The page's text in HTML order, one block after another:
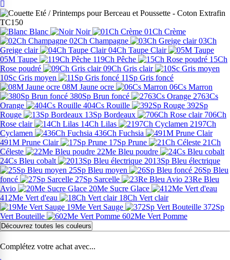
Blanc Noir
01Ch Crème
02Ch Champagne
03Ch
Greige clair
04Ch Taupe Clair
05M Taupe
119Ch Pêche
15Ch
Rose poudré
09Ch Gris clair
10Sc Gris moyen
11Sp Gris foncé
08M Jaune ocre
06Cs Marron
380Sp Brun foncé
2763Cs
Orange
404Cs Rouille
392Sp
Rouge
13Sp Bordeaux
706Ch
Rose clair
14Ch Lilas
2197Ch
Cyclamen
436Ch Fuchsia
491M Prune Clair
17Sp Prune
21Ch
Céleste
22Me Bleu poudre
24Cs Bleu cobalt
2013Sp Bleu électrique
25Sp Bleu moyen
26Sp Bleu
foncé
27Sp Sarcelle
23Re Bleu
Avio
20Me Sucre Glace
412Me Vert d'eau
18Ch Vert clair
19Me Vert Sauge
372Sp
Vert Bouteille
602Me Vert Pomme
Découvrez toutes les couleurs
Complétez votre achat avec...